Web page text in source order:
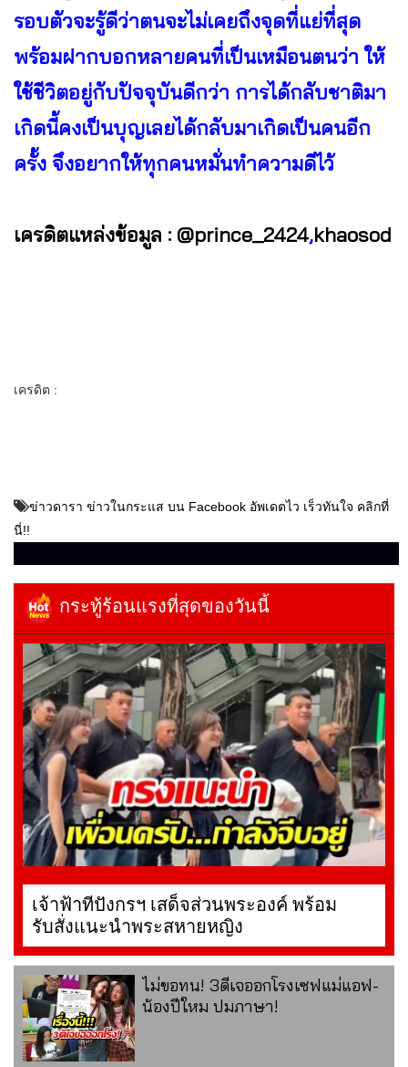
รอบตัวจะรู้ดีว่าตนจะไม่เคยถึงจุดที่แย่ที่สุด
พร้อมฝากบอกหลายคนที่เป็นเหมือนตนว่า ให้
ใช้ชีวิตอยู่กับปัจจุบันดีกว่า การได้กลับชาติมา
เกิดนี้คงเป็นบุญเลยได้กลับมาเกิดเป็นคนอีก
ครั้ง จึงอยากให้ทุกคนหมั่นทำความดีไว้
เครดิตแหล่งข้อมูล : @prince_2424,khaosod
เครดิต :
ข่าวดารา ข่าวในกระแส บน Facebook อัพเดตไว เร็วทันใจ คลิกที่
นี่!!
กระทู้ร้อนแรงที่สุดของวันนี้
เจ้าฟ้าทีปังกรฯ เสด็จส่วนพระองค์ พร้อม
รับสั่งแนะนำพระสหายหญิง
ไม่ขอทน! 3ดีเจออกโรงเซฟแม่แอฟ-
น้องปีใหม ปมภาษา!